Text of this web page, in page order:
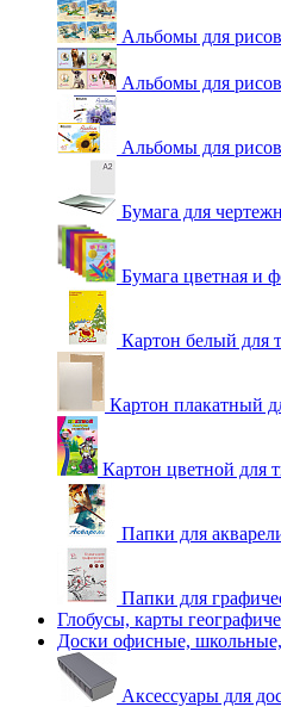
Альбомы для
Альбомы для
Альбомы для
Бумага для
Бумага цветная и
Картон белый для
Картон плакатный
Картон цветной для
Папки для
Папки для
Глобусы, карты
Доски офисные,
Аксессуары для